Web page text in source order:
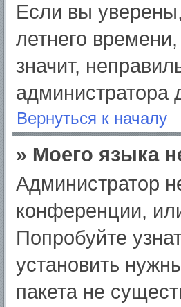
Если вы
летнего
значит,
администратора
Вернуться к началу
» Моего языка
Администратор
конференции,
Попробуйте
установить
пакета не